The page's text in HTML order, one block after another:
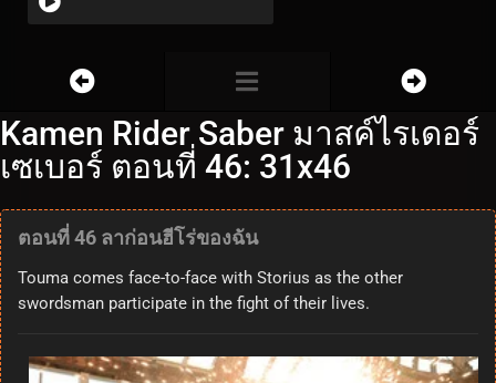
Kamen Rider Saber มาสค์ไรเดอร์
เซเบอร์ ตอนที่ 46: 31x46
ตอนที่ 46 ลาก่อนฮีโร่ของฉัน
Touma comes face-to-face with Storius as the other
swordsman participate in the fight of their lives.